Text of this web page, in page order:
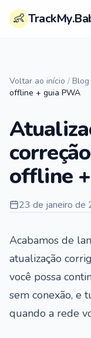
👶
Voltar ao início / Blog
offline + guia PWA
offline
23 de janeiro de
Acabamos de
atualização
você possa
sem conexão, e
quando a rede